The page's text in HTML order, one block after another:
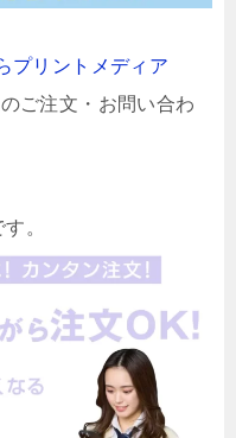
プリントメディア
ご注文・お問い合わ
。